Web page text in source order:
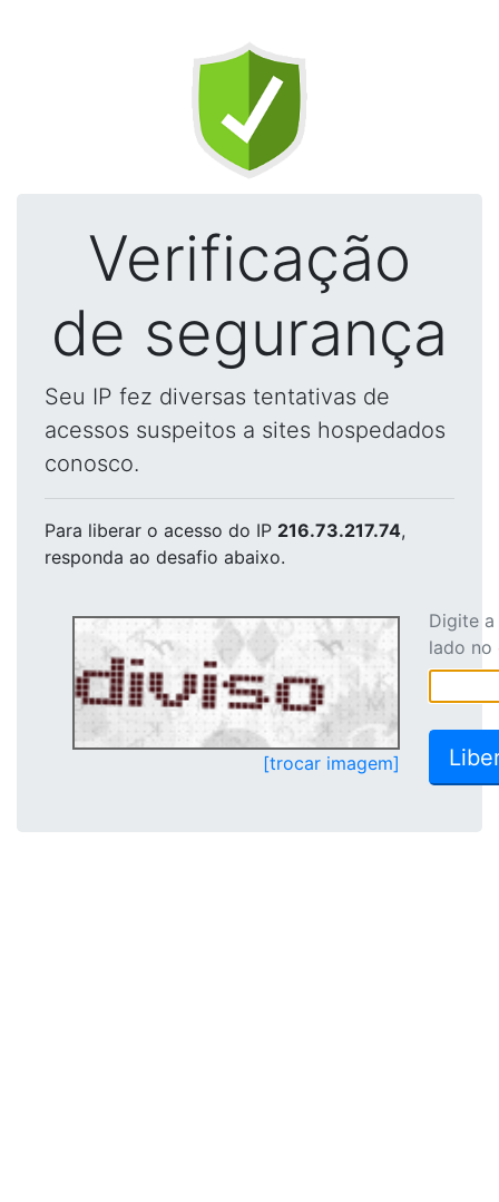
Verificação
de segurança
Seu IP fez diversas tentativas de
acessos suspeitos a sites hospedados
conosco.
Para liberar o acesso do IP 216.73.217.74,
responda ao desafio abaixo.
[trocar imagem]
Digite
lado no